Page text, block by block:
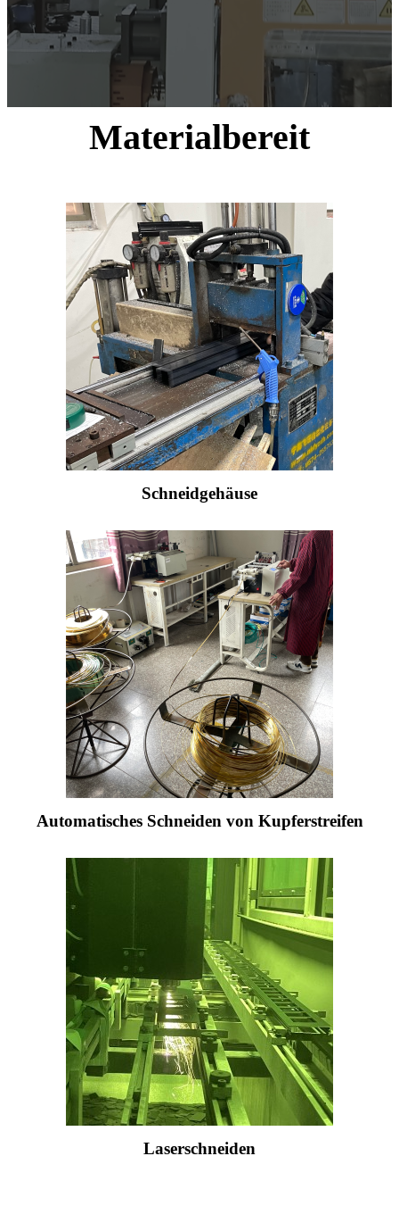
Materialbereit
Schneidgehäuse
Automatisches Schneiden von Kupferstreifen
Laserschneiden